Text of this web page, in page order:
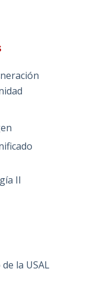
II
la USAL